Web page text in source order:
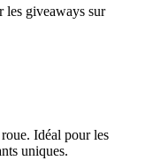
les giveaways sur
Idéal pour les
uniques.